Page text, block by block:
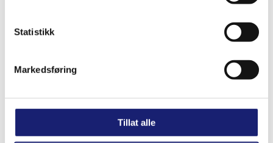
Statistikk
Markedsføring
Tillat alle
ordning
+
Premiesatser inntektsbasert